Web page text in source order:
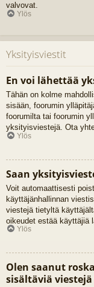
valvovat.
Ylös
Yksityisviestit
En voi lähettää
Tähän on kolme
sisään, foorumin
foorumilta tai foorumin
yksityisviestejä. Ota
Ylös
Saan
Voit automaattisesti
käyttäjänhallinnan
viestejä tietyltä
oikeudet estää käyttäjiä
Ylös
Olen saanut
sisältäviä